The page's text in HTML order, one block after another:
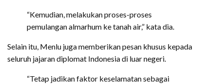
“Kemudian, melakukan proses-proses
pemulangan almarhum ke tanah air,” kata dia.
Selain itu, Menlu juga memberikan pesan khusus kepada
seluruh jajaran diplomat Indonesia di luar negeri.
“Tetap jadikan faktor keselamatan sebagai